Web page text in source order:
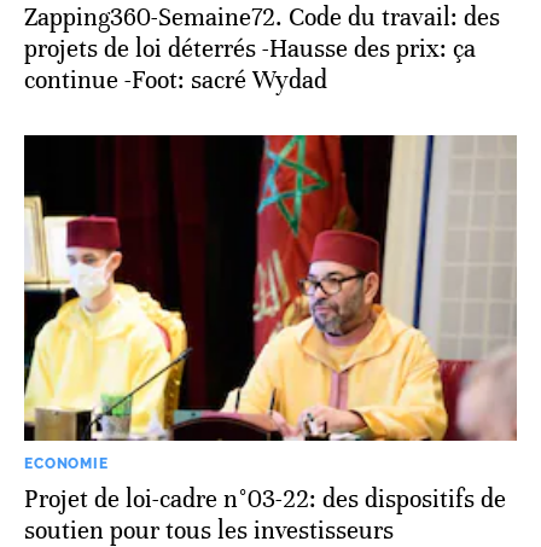
Zapping360-Semaine72. Code du travail: des
projets de loi déterrés -Hausse des prix: ça
continue -Foot: sacré Wydad
ECONOMIE
Projet de loi-cadre n°03-22: des dispositifs de
soutien pour tous les investisseurs